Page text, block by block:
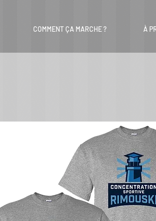
COMMENT ÇA MARCHE ? À